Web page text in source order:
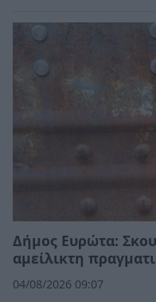
Δήμος Ευρώτα:
αμείλικτη
04/08/2026 09:07